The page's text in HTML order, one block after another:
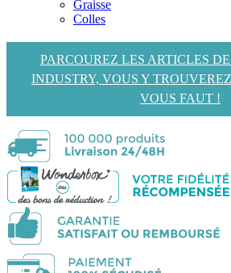
Graisse
Colles
PARCOUREZ LES ARTICLES
INDUSTRY, VOUS Y
VOUS FAUT !